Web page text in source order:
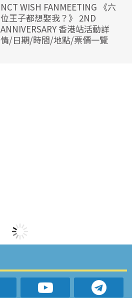
NCT WISH FANMEETING 《六
位王子都想娶我？》 2ND
ANNIVERSARY 香港站活動詳
情/日期/時間/地點/票價一覽